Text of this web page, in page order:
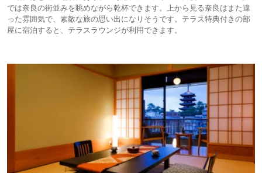
では奈良の街並みを眺めながら乾杯できます。上から見る奈良はまた違
った雰囲気で、素敵な旅の思い出になりそうです。テラス特典付きの部
屋に宿泊すると、テラスラウンジが利用できます。